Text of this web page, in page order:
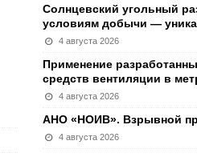
Солнцевский угольный
условиям добычи —
4 августа 2026
Применение
средств вентиляции в
4 августа 2026
АНО «НОИВ». Взрывной
4 августа 2026